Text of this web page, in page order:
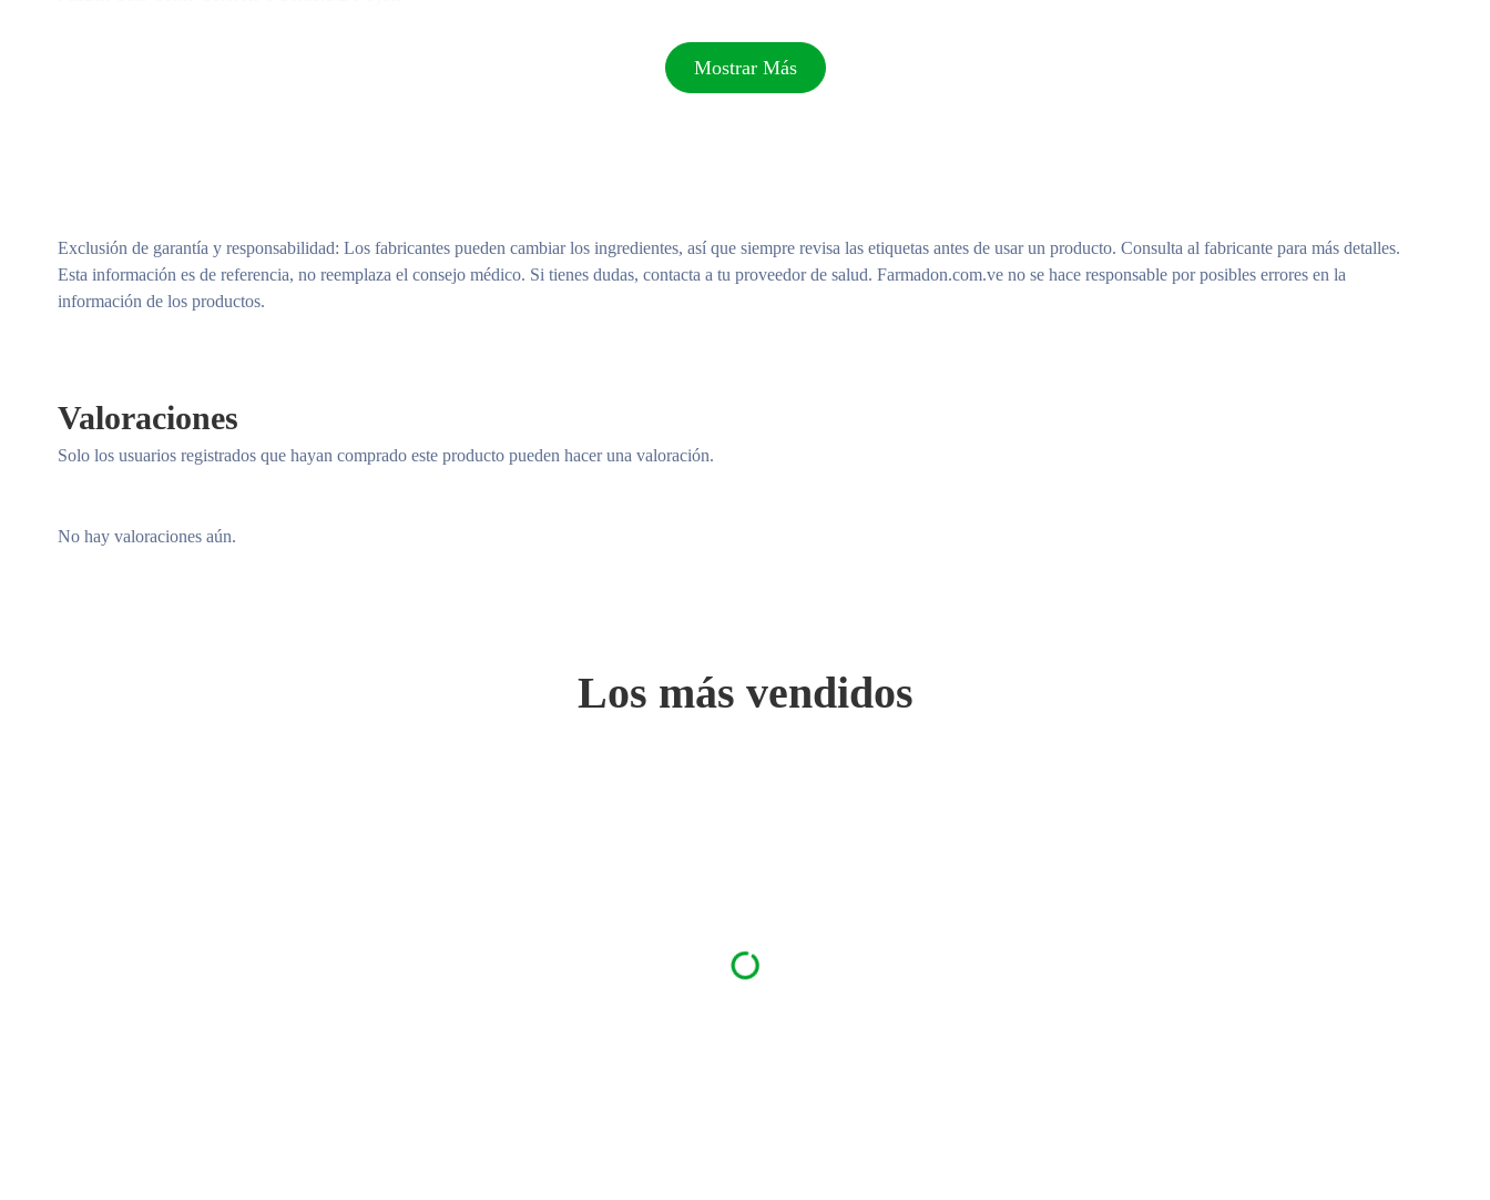
Mostrar Más
Exclusión de garantía y responsabilidad: Los fabricantes pueden cambiar los ingredientes, así que siempre revisa las etiquetas antes de usar un producto. Consulta al fabricante para más detalles.
Esta información es de referencia, no reemplaza el consejo médico. Si tienes dudas, contacta a tu proveedor de salud. Farmadon.com.ve no se hace responsable por posibles errores en la
información de los productos.
Valoraciones
No hay valoraciones aún.
Solo los usuarios registrados que hayan comprado este producto pueden hacer una valoración.
Los más vendidos